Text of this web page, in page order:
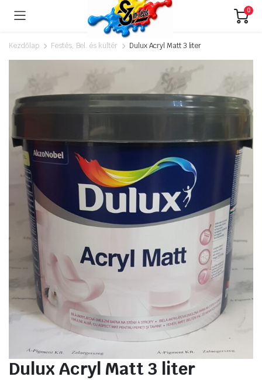
0
Kezdőlap Festés, Bel. és kültér Dulux Acryl Matt 3 liter
Dulux Acryl Matt 3 liter